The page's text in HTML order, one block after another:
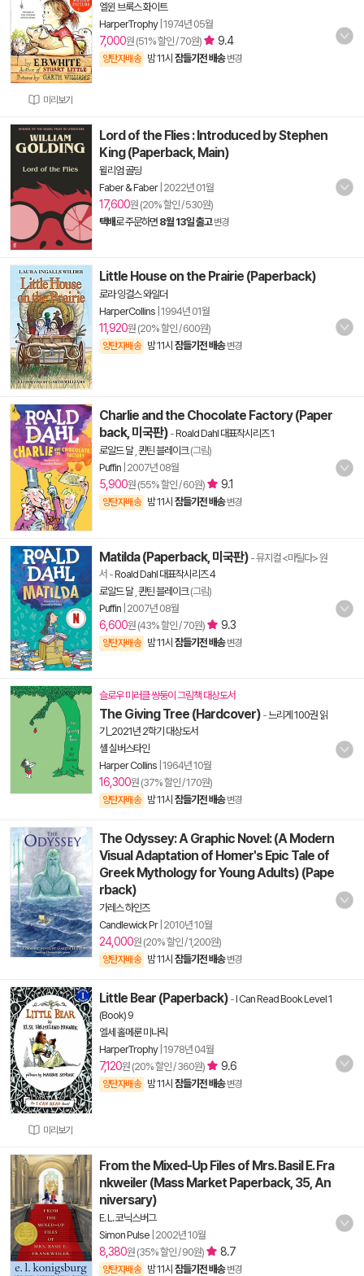
미리보기
엘윈 브룩스 화이트
HarperTrophy| 1974년 05월
7,000원 (51% 할인 / 70원) 9.4
양탄자배송 밤 11시 잠들기전 배송 변경
Lord of the Flies : Introduced by Stephen
King (Paperback, Main)
윌리엄 골딩
Faber & Faber| 2022년 01월
17,600원 (20% 할인 / 530원)
택배로 주문하면 8월 13일 출고 변경
Little House on the Prairie (Paperback)
로라 잉걸스 와일더
HarperCollins 1994년 01월
11,920원 (20% 할인 / 600원)
양탄자배송 밤 11시 잠들기전 배송 변경
Charlie and the Chocolate Factory (Paper
back, 미국판) -Roald Dahl 대표작시리즈 1
로알드 달, 퀸틴 블레이크(그림)
Puffin 2007년 08월
5,900원 (55% 할인 / 60원) 9.1
양탄자배송 밤 11시 잠들기전 배송 변경
Matilda (Paperback, 미국판) - 뮤지컬 <마틸다> 원
서 -Roald Dahl 대표작시리즈 4
로알드 달, 퀸틴 블레이크(그림)
Puffin 2007년 08월
6,600원 (43% 할인 / 70원) 9.3
양탄자배송 밤 11시 잠들기전 배송 변경
슬로우 미러클 쌍둥이 그림책 대상도서
The Giving Tree (Hardcover) -느리게 100권 읽
기_2021년 2학기 대상도서
셸 실버스타인
Harper Collins 1964년 10월
16,300원 (37% 할인 / 170원)
양탄자배송 밤 11시 잠들기전 배송 변경
The Odyssey: A Graphic Novel: (A Modern
Visual Adaptation of Homer's Epic Tale of
Greek Mythology for Young Adults) (Pape
rback)
가레스 하인즈
Candlewick Pr| 2010년 10월
24,000원 (20% 할인 / 1,200원)
양탄자배송 밤 11시 잠들기전 배송 변경
미리보기
Little Bear (Paperback) -I Can Read Book Level 1
(Book) 9
엘세 홀메룬 미나릭
HarperTrophy| 1978년 04월
7,120원 (20% 할인 / 360원) 9.6
양탄자배송 밤 11시 잠들기전 배송 변경
From the Mixed-Up Files of Mrs. Basil E. Fra
nkweiler (Mass Market Paperback, 35, An
niversary)
E. L. 코닉스버그
Simon Pulse 2002년 10월
8,380원 (35% 할인 / 90원) 8.7
양탄자배송 밤 11시 잠들기전 배송 변경